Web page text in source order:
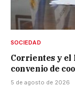
SOCIEDAD
Corrientes y
convenio de
5 de agosto de 2026